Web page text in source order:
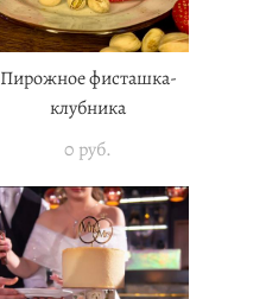
Пирожное фисташка-
клубника
0 pуб.